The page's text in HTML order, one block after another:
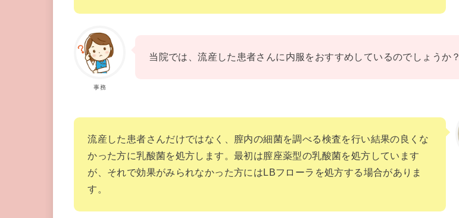
事務
当院では、流産した患者さんに内服をおすすめしているのでしょうか？
流産した患者さんだけではなく、膣内の細菌を調べる検査を行い結果の良くな
かった方に乳酸菌を処方します。最初は膣座薬型の乳酸菌を処方しています
が、それで効果がみられなかった方にはLBフローラを処方する場合がありま
す。